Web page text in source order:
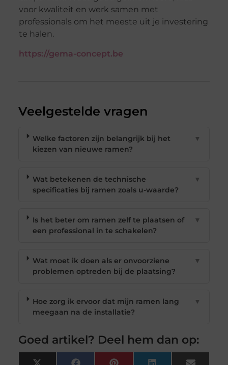
voor kwaliteit en werk samen met
professionals om het meeste uit je investering
te halen.
https://gema-concept.be
Veelgestelde vragen
Welke factoren zijn belangrijk bij het
kiezen van nieuwe ramen?
▼
Wat betekenen de technische
specificaties bij ramen zoals u-waarde?
▼
Is het beter om ramen zelf te plaatsen of
een professional in te schakelen?
▼
Wat moet ik doen als er onvoorziene
problemen optreden bij de plaatsing?
▼
Hoe zorg ik ervoor dat mijn ramen lang
meegaan na de installatie?
▼
Goed artikel? Deel hem dan op: